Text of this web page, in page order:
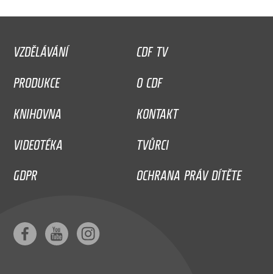
VZDĚLÁVÁNÍ
CDF TV
PRODUKCE
O CDF
KNIHOVNA
KONTAKT
VIDEOTÉKA
TVŮRCI
GDPR
OCHRANA PRÁV DÍTĚTE